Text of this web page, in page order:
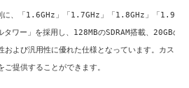
、「1.6GHz」「1.7GHz」「1.8GHz」「1.9GHz
ワー」を採用し、128MBのSDRAM搭載、20GBの
および汎用性に優れた仕様となっています。カスタ
提供することができます。